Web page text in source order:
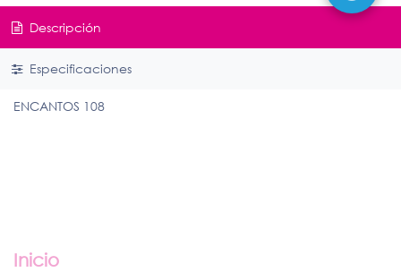
Descripción
Especificaciones
ENCANTOS 108
Inicio